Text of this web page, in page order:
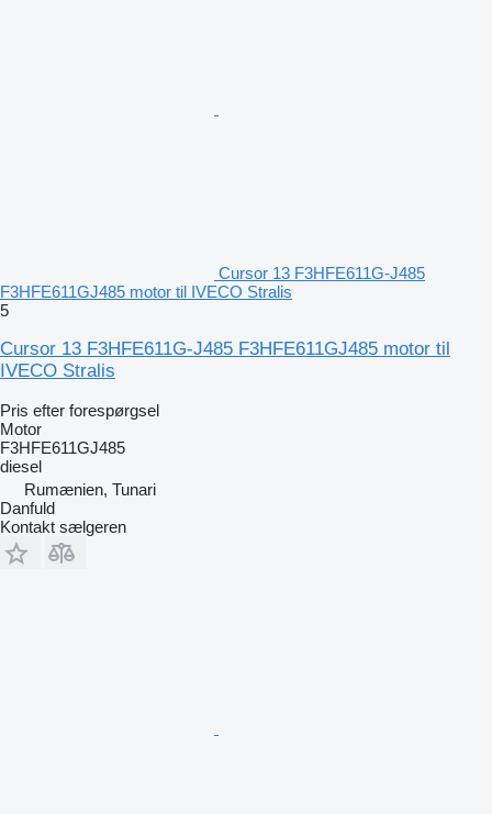
Cursor 13 F3HFE611G-J485
F3HFE611GJ485 motor til IVECO Stralis
5
Cursor 13 F3HFE611G-J485 F3HFE611GJ485 motor til
IVECO Stralis
Pris efter forespørgsel
Motor
F3HFE611GJ485
diesel
Rumænien, Tunari
Danfuld
Kontakt sælgeren